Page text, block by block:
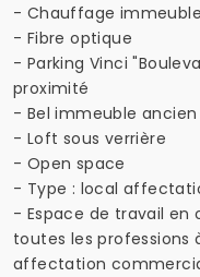
- Chauffage immeuble
- Fibre optique
- Parking Vinci
proximité
- Bel immeuble
- Loft sous verrière
- Open space
- Type : local
- Espace de travail en
toutes les professions
affectation